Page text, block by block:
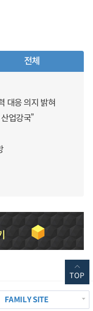
전체
대응 의지 밝혀
업강국”
FAMILY SITE
TOP